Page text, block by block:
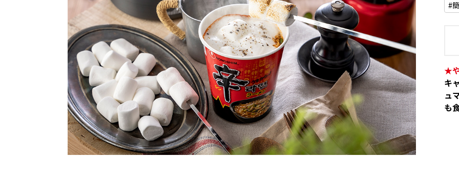
#
★
キ
ュ
も